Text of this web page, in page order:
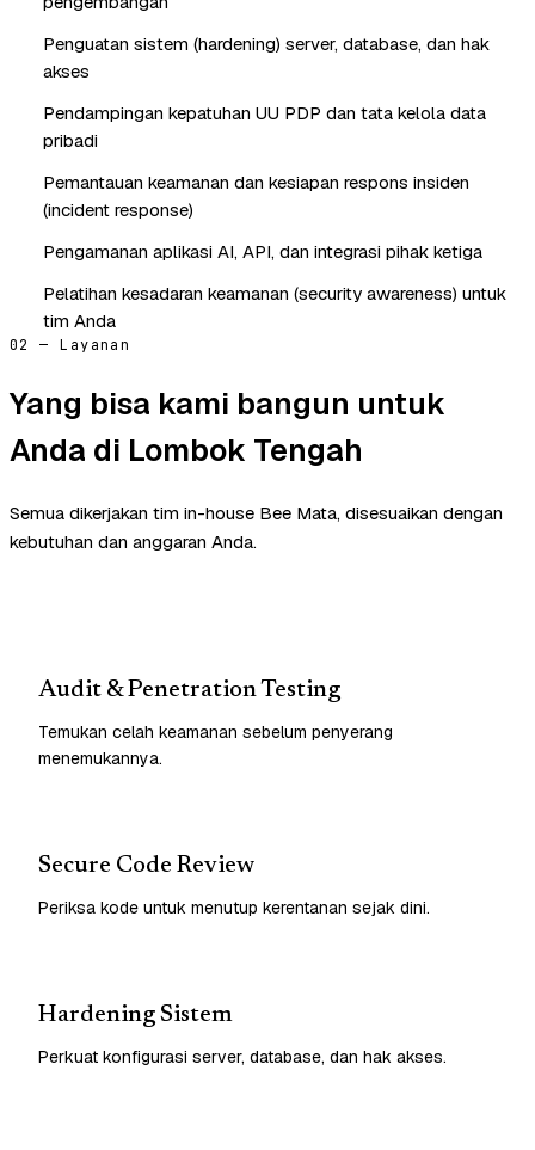
Penguatan sistem (hardening) server, database, dan hak
akses
Pendampingan kepatuhan UU PDP dan tata kelola data
pribadi
Pemantauan keamanan dan kesiapan respons insiden
(incident response)
Pengamanan aplikasi AI, API, dan integrasi pihak ketiga
Pelatihan kesadaran keamanan (security awareness) untuk
tim Anda
02 — Layanan
Yang bisa kami bangun untuk
Anda di Lombok Tengah
Semua dikerjakan tim in-house Bee Mata, disesuaikan dengan
kebutuhan dan anggaran Anda.
Audit & Penetration Testing
Temukan celah keamanan sebelum penyerang
menemukannya.
Secure Code Review
Periksa kode untuk menutup kerentanan sejak dini.
Hardening Sistem
Perkuat konfigurasi server, database, dan hak akses.